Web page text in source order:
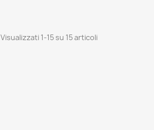
Visualizzati 1-15 su 15 articoli